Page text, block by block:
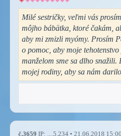
Milé sestričky, veľmi vás
môjho bábätka, ktoré čakám,
aby mi zmizli myómy. Prosím
o pomoc, aby moje
manželom sme sa dlho snažili.
mojej rodiny, aby sa nám
č.3659 IP: ....5.234 • 21.06.2018 15:00